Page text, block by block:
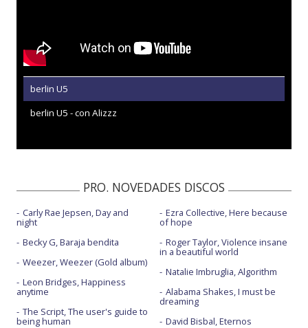
berlin U5
berlin U5 - con Alizzz
PRO. NOVEDADES DISCOS
Carly Rae Jepsen, Day and
night
Becky G, Baraja bendita
Weezer, Weezer (Gold album)
Leon Bridges, Happiness
anytime
The Script, The user's guide to
being human
Ezra Collective, Here because
of hope
Roger Taylor, Violence insane
in a beautiful world
Natalie Imbruglia, Algorithm
Alabama Shakes, I must be
dreaming
David Bisbal, Eternos